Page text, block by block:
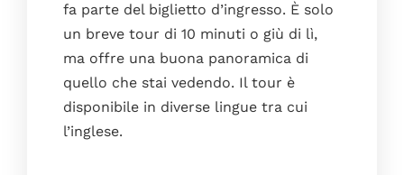
fa parte del biglietto d’ingresso. È solo
un breve tour di 10 minuti o giù di lì,
ma offre una buona panoramica di
quello che stai vedendo. Il tour è
disponibile in diverse lingue tra cui
l’inglese.